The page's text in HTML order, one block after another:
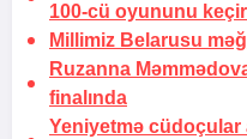
100-cü oyununu
Millimiz Belarusu
Ruzanna
finalında
Yeniyetmə cüdoçular